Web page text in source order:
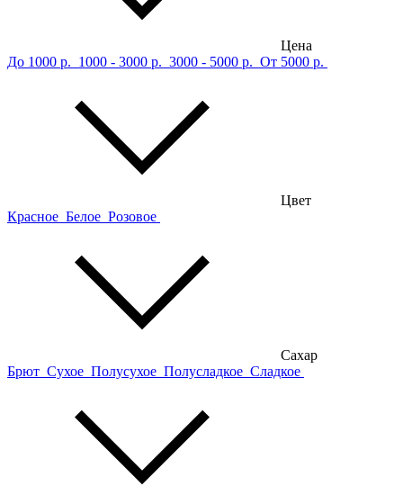
Цена
До 1000 р. 1000 - 3000 р. 3000 - 5000 р. От 5000 р.
Цвет
Красное Белое Розовое
Сахар
Брют Сухое Полусухое Полусладкое Сладкое